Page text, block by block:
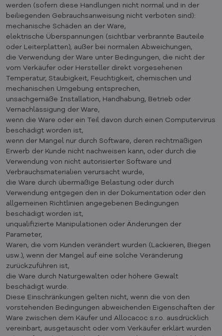
werden (sofern diese Handlungen nicht normal und in der
beiliegenden Gebrauchsanweisung nicht verboten sind):
mechanische Schäden an der Ware,
elektrische Überspannungen (sichtbar verbrannte Bauteile
oder Leiterplatten), außer bei normalen Abweichungen,
die Verwendung der Ware unter Bedingungen, die nicht der
vom Verkäufer oder Hersteller direkt vorgesehenen
Temperatur, Staubigkeit, Feuchtigkeit, chemischen und
mechanischen Umgebung entsprechen,
unsachgemäße Installation, Handhabung, Betrieb oder
Vernachlässigung der Ware,
wenn die Ware oder ein Teil davon durch einen Computervirus
beschädigt worden ist,
wenn der Mangel nur durch Software, deren rechtmäßigen
Erwerb der Kunde nicht nachweisen kann, oder durch die
Verwendung von nicht autorisierter Software und
Verbrauchsmaterialien verursacht wurde,
die Ware durch übermäßige Belastung oder durch
Verwendung entgegen den in der Dokumentation oder den
allgemeinen Richtlinien angegebenen Bedingungen
beschädigt worden ist,
unqualifizierte Manipulationen oder Änderungen der
Parameter,
Waren, die vom Kunden verändert wurden (Lackieren, Biegen
usw.), wenn der Mangel auf eine solche Veränderung
zurückzuführen ist,
die Ware durch Naturgewalten oder höhere Gewalt
beschädigt wurde.
Diese Einschränkungen gelten nicht, wenn die von den
vorstehenden Bedingungen abweichenden Eigenschaften der
Ware zwischen dem Käufer und Allocacoc s.r.o. ausdrücklich
vereinbart, ausgetauscht oder vom Verkäufer erklärt wurden